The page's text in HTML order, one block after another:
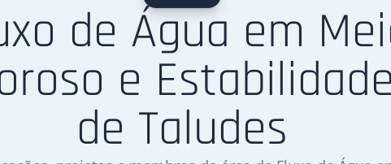
de Água em
e Estabilidade
de Taludes